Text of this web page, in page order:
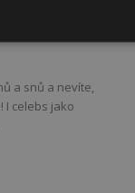
se
a snů a nevíte,
I celebs jako